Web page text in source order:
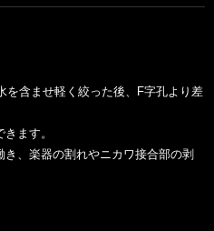
を含ませ軽く絞った後、F字孔より差
ます。
、楽器の割れやニカワ接合部の剥